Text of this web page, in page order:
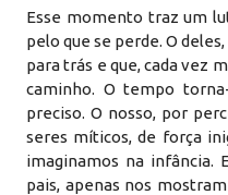
Esse momento traz um
pelo que se perde. O
para trás e que, cada vez
caminho. O tempo
preciso. O nosso, por
seres míticos, de força
imaginamos na infância.
pais, apenas nos